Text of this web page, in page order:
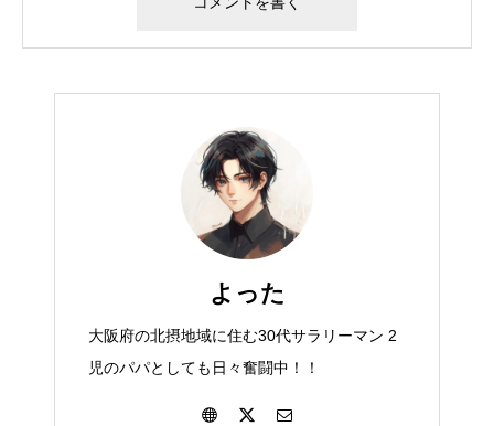
よった
大阪府の北摂地域に住む30代サラリーマン 2
児のパパとしても日々奮闘中！！